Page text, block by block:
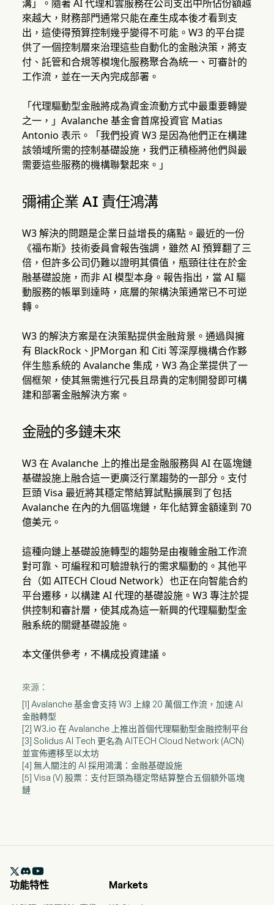
溝」。隨著 AI 代理和雲服務在公司支出中所佔份額越
來越大，財務部門通常只能在產生成本後才看到支
出，這使得預算控制幾乎變得不可能。W3 的平台提
供了一個控制層來治理這些自動化的金融決策，將支
付、託管和合規等模塊化服務聚合為統一、可審計的
工作流，並在一天內完成部署。
「代理驅動型金融將成為資金流動方式中最重要轉變
之一，」Avalanche 基金會首席投資官 Matias
Antonio 表示。「我們投資 W3 是因為他們正在構建
該領域所需的控制基礎設施，我們正積極將他們與最
需要這些服務的機構聯繫起來。」
彌補企業 AI 責任鴻溝
W3 解決的問題是企業日益增長的痛點。最近的一份
《福布斯》技術委員會報告強調，雖然 AI 預算翻了三
倍，但許多公司仍難以證明其價值，瓶頸往往在於金
融基礎設施，而非 AI 模型本身。報告指出，當 AI 驅
動服務的帳單到達時，底層的架構決策通常已不可逆
轉。
W3 的解決方案是在決策點提供金融背景。通過與擁
有 BlackRock、JPMorgan 和 Citi 等深厚機構合作夥
伴生態系統的 Avalanche 集成，W3 為企業提供了一
個框架，使其無需進行冗長且昂貴的定制開發即可構
建和部署金融解決方案。
金融的多鏈未來
W3 在 Avalanche 上的推出是金融服務與 AI 在區塊鏈
基礎設施上融合這一更廣泛行業趨勢的一部分。支付
巨頭 Visa 最近將其穩定幣結算試點擴展到了包括
Avalanche 在內的九個區塊鏈，年化結算金額達到 70
億美元。
這種向鏈上基礎設施轉型的趨勢是由複雜金融工作流
對可靠、可編程和可驗證執行的需求驅動的。其他平
台（如 AITECH Cloud Network）也正在向智能合約
平台遷移，以構建 AI 代理的基礎設施。W3 專注於提
供控制和審計層，使其成為這一新興的代理驅動型金
融系統的關鍵基礎設施。
本文僅供參考，不構成投資建議。
來源：
[1] Avalanche 基金會支持 W3 上線 20 萬個工作流，加速 AI
金融轉型
[2] W3.io 在 Avalanche 上推出首個代理驅動型金融控制平台
[3] Solidus AI Tech 更名為 AITECH Cloud Network (ACN)
並宣佈遷移至以太坊
[4] 無人關注的 AI 採用鴻溝：金融基礎設施
[5] Visa (V) 股票：支付巨頭為穩定幣結算整合五個額外區塊
鏈

功能特性
Markets